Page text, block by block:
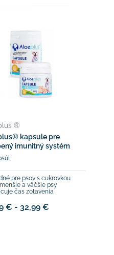
®
kapsule pre
imunitný systém
pre psov s cukrovkou
a väčšie psy
čas zotavenia
€ - 32,99 €